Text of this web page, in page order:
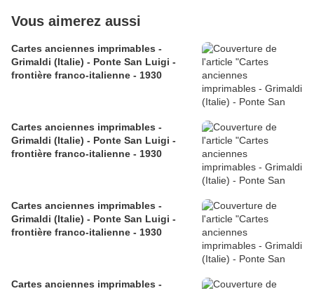
Vous aimerez aussi
Cartes anciennes imprimables -
Grimaldi (Italie) - Ponte San Luigi -
frontière franco-italienne - 1930
Cartes anciennes imprimables -
Grimaldi (Italie) - Ponte San Luigi -
frontière franco-italienne - 1930
Cartes anciennes imprimables -
Grimaldi (Italie) - Ponte San Luigi -
frontière franco-italienne - 1930
Cartes anciennes imprimables -